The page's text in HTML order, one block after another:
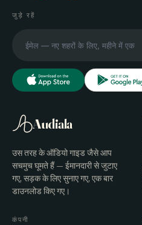
जुड़े रहें
Audiala
उस तरह के ऑडियो गाइड जैसे आप
सचमुच घूमते हैं — ईमानदारी से जुटाए
गए, सड़क के लिए सुनाए गए, एक बार
डाउनलोड किए गए।
कंपनी